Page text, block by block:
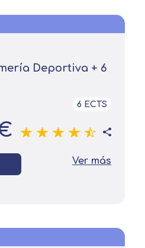
Deportiva + 6
6 ECTS
Ver más